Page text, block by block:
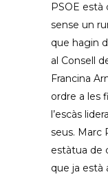
PSOE està
sense un
que hagin
al Consell
Francina
ordre a les
l’escàs
seus. Marc
estàtua de
que ja està